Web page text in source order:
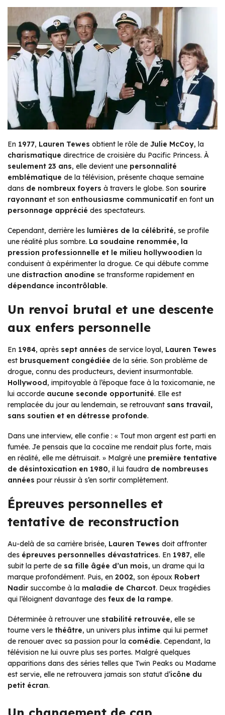
En 1977, Lauren Tewes obtient le rôle de Julie McCoy, la
charismatique directrice de croisière du Pacific Princess. À
seulement 23 ans, elle devient une personnalité
emblématique de la télévision, présente chaque semaine
dans de nombreux foyers à travers le globe. Son sourire
rayonnant et son enthousiasme communicatif en font un
personnage apprécié des spectateurs.
Cependant, derrière les lumières de la célébrité, se profile
une réalité plus sombre. La soudaine renommée, la
pression professionnelle et le milieu hollywoodien la
conduisent à expérimenter la drogue. Ce qui débute comme
une distraction anodine se transforme rapidement en
dépendance incontrôlable.
Un renvoi brutal et une descente
aux enfers personnelle
En 1984, après sept années de service loyal, Lauren Tewes
est brusquement congédiée de la série. Son problème de
drogue, connu des producteurs, devient insurmontable.
Hollywood, impitoyable à l’époque face à la toxicomanie, ne
lui accorde aucune seconde opportunité. Elle est
remplacée du jour au lendemain, se retrouvant sans travail,
sans soutien et en détresse profonde.
Dans une interview, elle confie : « Tout mon argent est parti en
fumée. Je pensais que la cocaïne me rendait plus forte, mais
en réalité, elle me détruisait. » Malgré une première tentative
de désintoxication en 1980, il lui faudra de nombreuses
années pour réussir à s’en sortir complètement.
Épreuves personnelles et
tentative de reconstruction
Au-delà de sa carrière brisée, Lauren Tewes doit affronter
des épreuves personnelles dévastatrices. En 1987, elle
subit la perte de sa fille âgée d’un mois, un drame qui la
marque profondément. Puis, en 2002, son époux Robert
Nadir succombe à la maladie de Charcot. Deux tragédies
qui l’éloignent davantage des feux de la rampe.
Déterminée à retrouver une stabilité retrouvée, elle se
tourne vers le théâtre, un univers plus intime qui lui permet
de renouer avec sa passion pour la comédie. Cependant, la
télévision ne lui ouvre plus ses portes. Malgré quelques
apparitions dans des séries telles que Twin Peaks ou Madame
est servie, elle ne retrouvera jamais son statut d’icône du
petit écran.